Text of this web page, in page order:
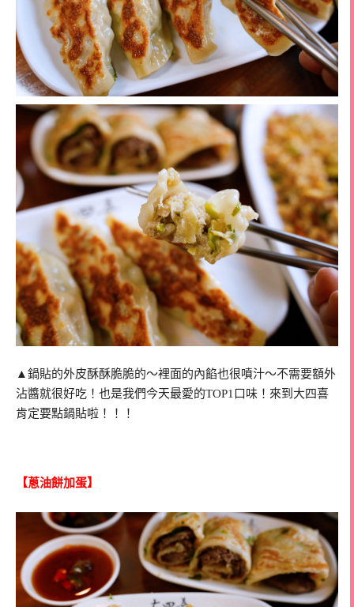
▲鍋貼的外皮酥酥脆脆的～裡面的內餡也很噴汁～不需要額外
沾醬就很好吃！也是我們今天最愛的TOP1口味！來到大四喜
肯定要點鍋貼啦！！！
【蔥油餅加蛋】